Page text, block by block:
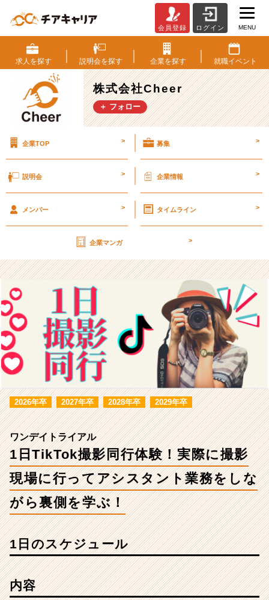
日
TikTok
撮
影
同
行
際
影
行
っ
タ
ン
ト
業
し
な
裏
側
を
学
ぶ！
会員登録 ログイン MENU
求人を探す 説明会を探す 企業を探す 就職イベント
株式会社Cheer
＋ フォロー
企業TOP > 募集 >
説明会 > 企業情報 >
メンバー > タイムライン >
企業マンガ >
2026年卒 2027年卒 2028年卒 2029年卒
ワンデイトライアル
1日TikTok撮影同行体験！実際に撮影
現場に行ってアシスタント業務をしな
がら裏側を学ぶ！
1日のスケジュール
内容